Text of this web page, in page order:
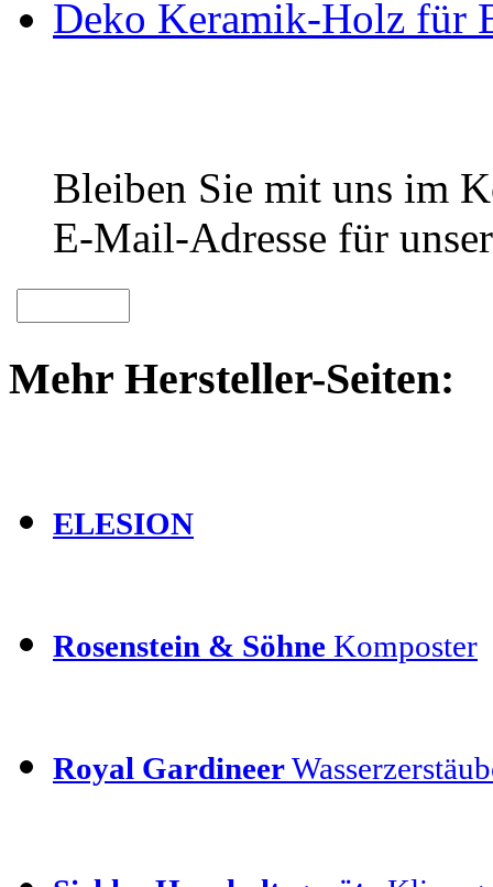
Deko Keramik-Holz für
Bleiben Sie mit uns im
E-Mail-Adresse für
Mehr Hersteller-Seiten:
ELESION
Rosenstein & Söhne Komposter
Royal Gardineer